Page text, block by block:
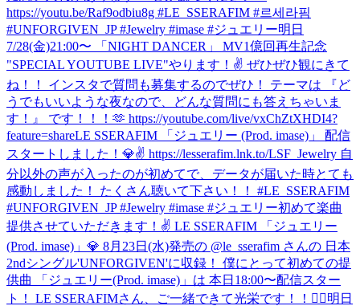
https://youtu.be/Raf9odbiu8g #LE_SSERAFIM #르세라핌
#UNFORGIVEN_JP #Jewelry #imase #ジュエリー明日
7/28(金)21:00〜 「NIGHT DANCER」 MV1億回再生記念
"SPECIAL YOUTUBE LIVE"やります！✌️ ぜひぜひ観にきて
ね！！ インスタで質問も募集するのでぜひ！ テーマは 『ど
うでもいいような夜なので、どんな質問にも答えちゃいま
す！』 です！！！🫶 https://youtube.com/live/vxChZtXHDI4?
feature=shareLE SSERAFIM 「ジュエリー (Prod. imase)」 配信
スタートしました！💎✌️ https://lesserafim.lnk.to/LSF_Jewelry 自
分以外の声が入ったのが初めてで、データが届いた時とても
感動しました！ たくさん聴いて下さい！！ #LE_SSERAFIM
#UNFORGIVEN_JP #Jewelry #imase #ジュエリー初めて楽曲
提供させていただきます！✌️ LE SSERAFIM 「ジュエリー
(Prod. imase)」💎 8月23日(水)発売の @le_sserafim さんの 日本
2ndシングル'UNFORGIVEN'に収録！ 僕にとって初めての提
供曲 「ジュエリー(Prod. imase)」は 本日18:00〜配信スター
ト！ LE SSERAFIMさん、ご一緒できて光栄です！！🙇‍♂️明日